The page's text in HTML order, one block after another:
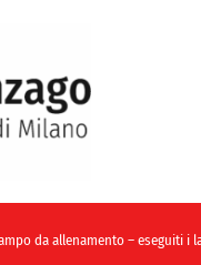
da allenamento – eseguiti i